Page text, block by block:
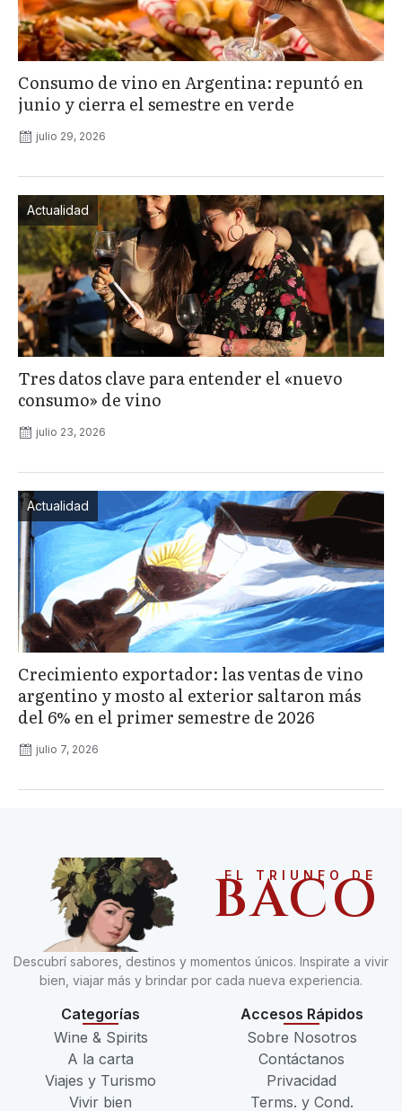
Consumo de vino en Argentina: repuntó en
junio y cierra el semestre en verde
julio 29, 2026
Actualidad
Tres datos clave para entender el «nuevo
consumo» de vino
julio 23, 2026
Actualidad
Crecimiento exportador: las ventas de vino
argentino y mosto al exterior saltaron más
del 6% en el primer semestre de 2026
julio 7, 2026
EL TRIUNFO DE
BACO
Descubrí sabores, destinos y momentos únicos. Inspirate a vivir
bien, viajar más y brindar por cada nueva experiencia.
Categorías
Wine & Spirits
A la carta
Viajes y Turismo
Vivir bien
Accesos Rápidos
Sobre Nosotros
Contáctanos
Privacidad
Terms. y Cond.